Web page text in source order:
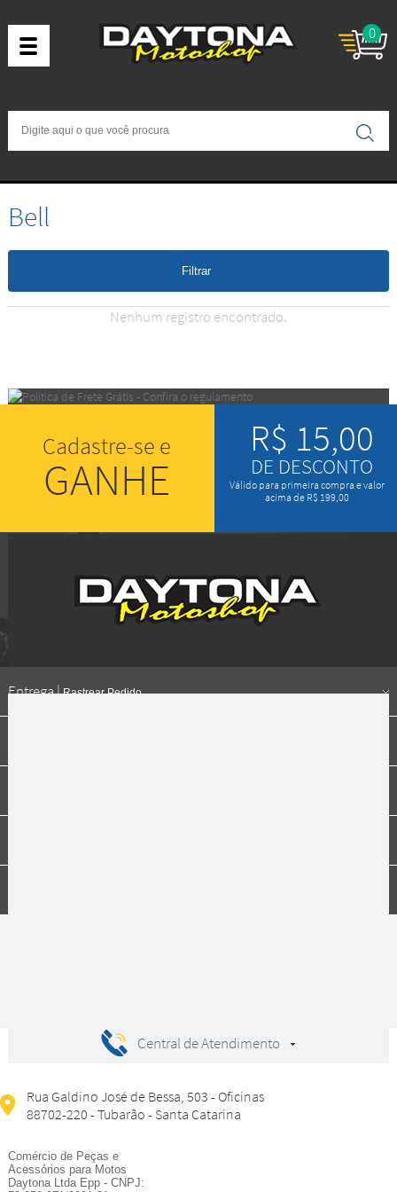
0
Bell
Filtrar
Nenhum registro encontrado.
Cadastre-se e
GANHE
R$ 15,00
DE DESCONTO
Válido para primeira compra e valor
acima de R$ 199,00
Entrega |Rastrear Pedido
Central de Atendimento
Rua Galdino José de Bessa, 503 - Oficinas
88702-220 - Tubarão - Santa Catarina
Comércio de Peças e
Acessórios para Motos
Daytona Ltda Epp - CNPJ: